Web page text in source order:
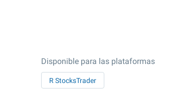
Disponible para las plataformas
R StocksTrader